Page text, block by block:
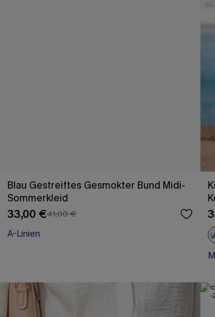
Blau Gestreiftes Gesmokter Bund Midi-
Sommerkleid
33,00 €41,00 €
A-Linien
-